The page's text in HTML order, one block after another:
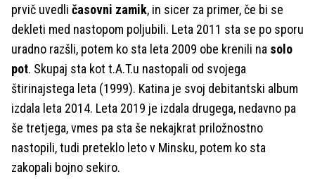
prvič uvedli časovni zamik, in sicer za primer, če bi se
dekleti med nastopom poljubili. Leta 2011 sta se po sporu
uradno razšli, potem ko sta leta 2009 obe krenili na solo
pot. Skupaj sta kot t.A.T.u nastopali od svojega
štirinajstega leta (1999). Katina je svoj debitantski album
izdala leta 2014. Leta 2019 je izdala drugega, nedavno pa
še tretjega, vmes pa sta še nekajkrat priložnostno
nastopili, tudi preteklo leto v Minsku, potem ko sta
zakopali bojno sekiro.